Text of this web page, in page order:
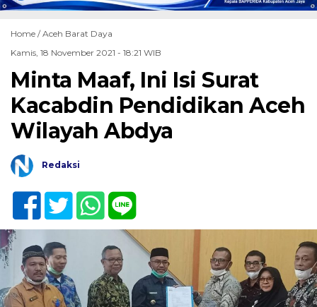
Home /Aceh Barat Daya
Kamis, 18 November 2021 - 18:21 WIB
Minta Maaf, Ini Isi Surat
Kacabdin Pendidikan Aceh
Wilayah Abdya
Redaksi